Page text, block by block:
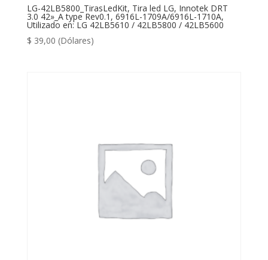
LG-42LB5800_TirasLedKit, Tira led LG, Innotek DRT
3.0 42»_A type Rev0.1, 6916L-1709A/6916L-1710A,
Utilizado en: LG 42LB5610 / 42LB5800 / 42LB5600
$ 39,00 (Dólares)